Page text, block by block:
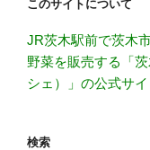
このサイトについて
JR茨木駅前で茨木
野菜を販売する「
シェ）」の公式サイ
検索